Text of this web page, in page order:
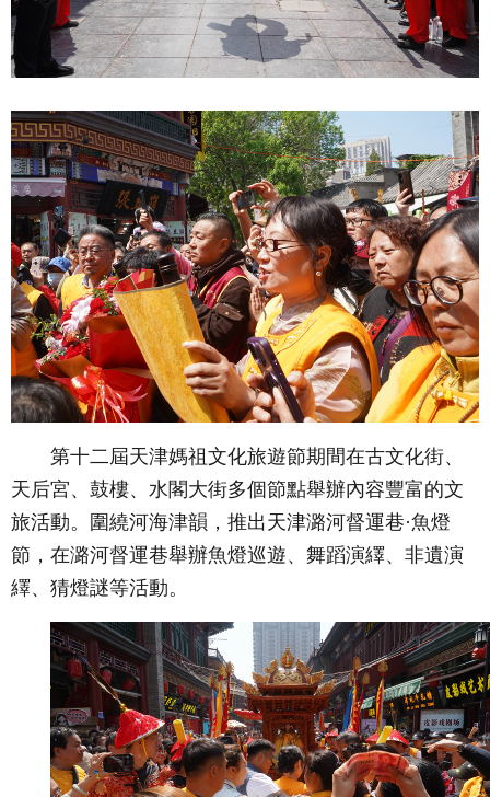
第十二屆天津媽祖文化旅遊節期間在古文化街、
天后宮、鼓樓、水閣大街多個節點舉辦內容豐富的文
旅活動。
圍繞河海津韻，推出天津潞河督運巷·魚燈
節，在潞河督運巷舉辦魚燈巡遊、舞蹈演繹、非遺演
繹、猜燈謎等活動。